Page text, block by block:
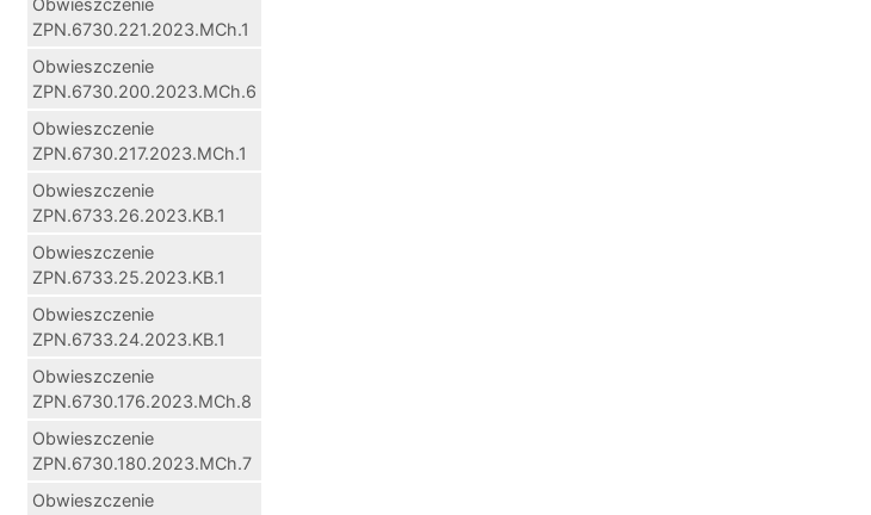
Obwieszczenie
ZPN.6730.221.2023.MCh.1
Obwieszczenie
ZPN.6730.200.2023.MCh.6
Obwieszczenie
ZPN.6730.217.2023.MCh.1
Obwieszczenie
ZPN.6733.26.2023.KB.1
Obwieszczenie
ZPN.6733.25.2023.KB.1
Obwieszczenie
ZPN.6733.24.2023.KB.1
Obwieszczenie
ZPN.6730.176.2023.MCh.8
Obwieszczenie
ZPN.6730.180.2023.MCh.7
Obwieszczenie